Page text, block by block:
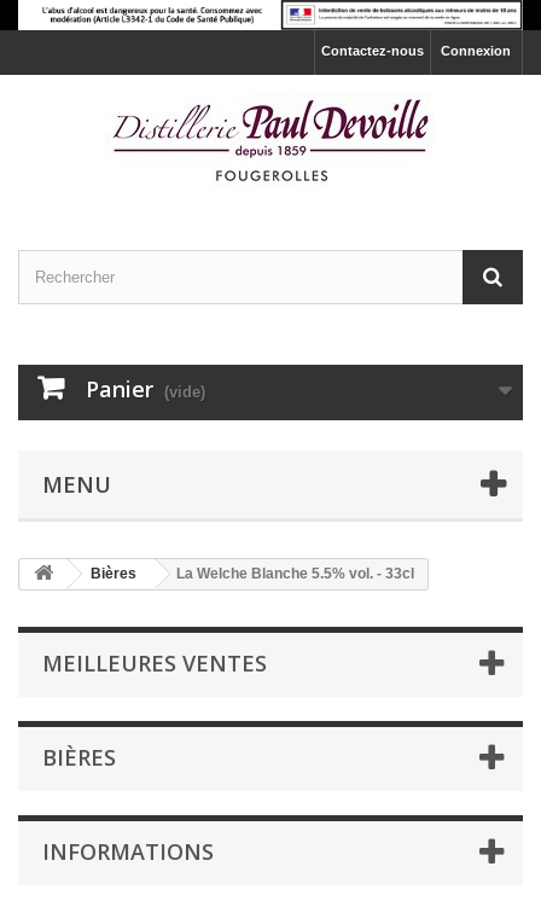
Connexion
Contactez-nous
Panier (vide)
MENU
Bières La Welche Blanche 5.5% vol. - 33cl
MEILLEURES VENTES
BIÈRES
INFORMATIONS